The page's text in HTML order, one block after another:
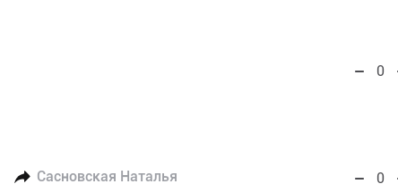
0
Сасновская Наталья 0